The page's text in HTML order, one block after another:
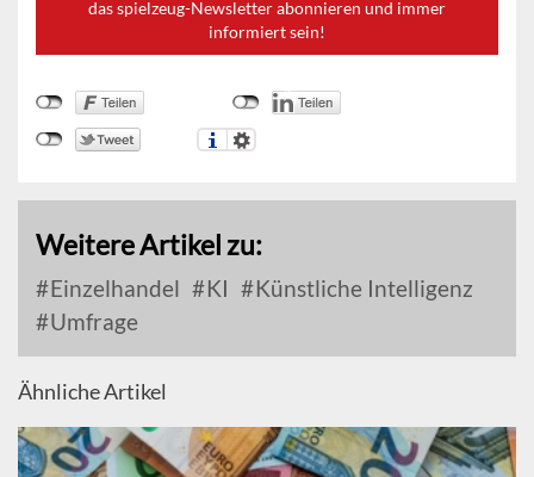
das spielzeug-Newsletter abonnieren und immer
informiert sein!
Weitere Artikel zu:
Einzelhandel KI
Künstliche Intelligenz
Umfrage
Ähnliche Artikel